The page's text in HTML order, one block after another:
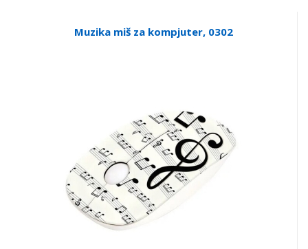
Muzika miš za kompjuter, 0302